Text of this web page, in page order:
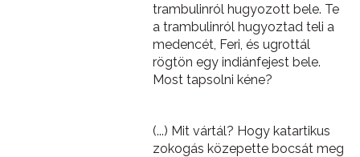
trambulinról hugyozott bele. Te
a trambulinról hugyoztad teli a
medencét, Feri, és ugrottál
rögtön egy indiánfejest bele.
Most tapsolni kéne?
(...) Mit vártál? Hogy katartikus
zokogás közepette bocsát meg